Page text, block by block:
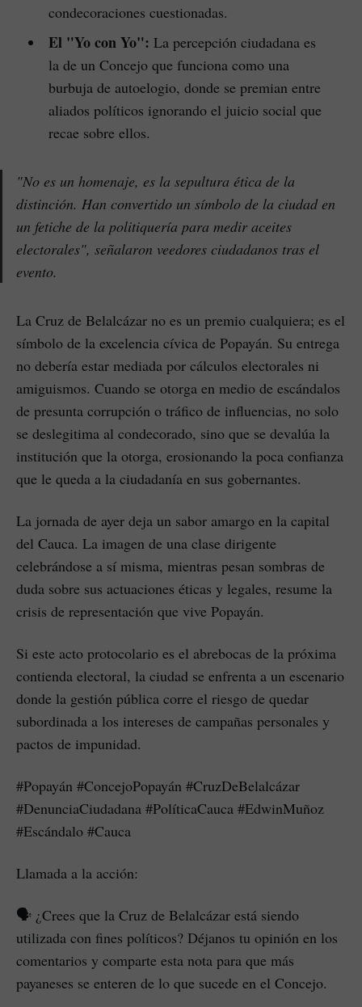
condecoraciones cuestionadas.
El "Yo con Yo": La percepción ciudadana es
la de un Concejo que funciona como una
burbuja de autoelogio, donde se premian entre
aliados políticos ignorando el juicio social que
recae sobre ellos.
"No es un homenaje, es la sepultura ética de la
distinción. Han convertido un símbolo de la ciudad en
un fetiche de la politiquería para medir aceites
electorales", señalaron veedores ciudadanos tras el
evento.
La Cruz de Belalcázar no es un premio cualquiera; es el
símbolo de la excelencia cívica de Popayán. Su entrega
no debería estar mediada por cálculos electorales ni
amiguismos. Cuando se otorga en medio de escándalos
de presunta corrupción o tráfico de influencias, no solo
se deslegitima al condecorado, sino que se devalúa la
institución que la otorga, erosionando la poca confianza
que le queda a la ciudadanía en sus gobernantes.
La jornada de ayer deja un sabor amargo en la capital
del Cauca. La imagen de una clase dirigente
celebrándose a sí misma, mientras pesan sombras de
duda sobre sus actuaciones éticas y legales, resume la
crisis de representación que vive Popayán.
Si este acto protocolario es el abrebocas de la próxima
contienda electoral, la ciudad se enfrenta a un escenario
donde la gestión pública corre el riesgo de quedar
subordinada a los intereses de campañas personales y
pactos de impunidad.
#Popayán #ConcejoPopayán #CruzDeBelalcázar
#DenunciaCiudadana #PolíticaCauca #EdwinMuñoz
#Escándalo #Cauca
Llamada a la acción:
🗣️ ¿Crees que la Cruz de Belalcázar está siendo
utilizada con fines políticos? Déjanos tu opinión en los
comentarios y comparte esta nota para que más
payaneses se enteren de lo que sucede en el Concejo.